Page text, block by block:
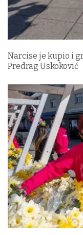
Narcise je kupio i
Predrag Uskoković